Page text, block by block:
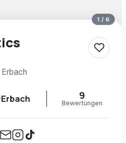
1 / 6
Erbach 9
Bewertungen